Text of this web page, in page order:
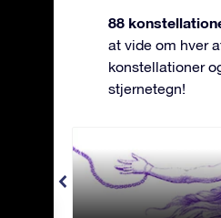
88
at vide om hver
konstellationer
stjernetegn!
Andromeda - Den